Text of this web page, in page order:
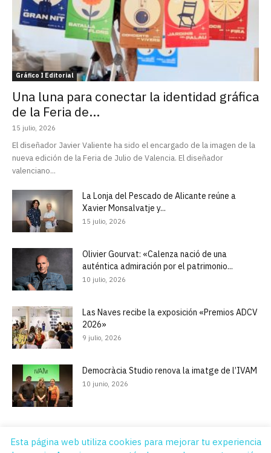
Gráfico I Editorial
Una luna para conectar la identidad gráfica
de la Feria de...
15 julio, 2026
El diseñador Javier Valiente ha sido el encargado de la imagen de la
nueva edición de la Feria de Julio de Valencia. El diseñador
valenciano...
La Lonja del Pescado de Alicante reúne a
Xavier Monsalvatje y...
15 julio, 2026
Olivier Gourvat: «Calenza nació de una
auténtica admiración por el patrimonio...
10 julio, 2026
Las Naves recibe la exposición «Premios ADCV
2026»
9 julio, 2026
Democràcia Studio renova la imatge de l’IVAM
10 junio, 2026
Esta página web utiliza cookies para mejorar tu experiencia